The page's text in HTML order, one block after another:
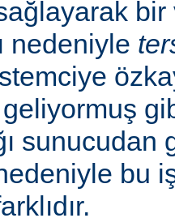
nedeniyle
sunucudan
bu